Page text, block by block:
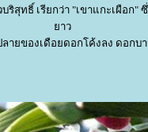
สุทธิ์ เรียกว่า "เขาแกะเผือก"
าว
ลายของเดือยดอกโค้งลง ดอก